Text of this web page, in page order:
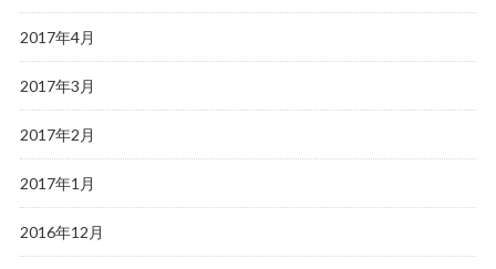
2017年4月
2017年3月
2017年2月
2017年1月
2016年12月